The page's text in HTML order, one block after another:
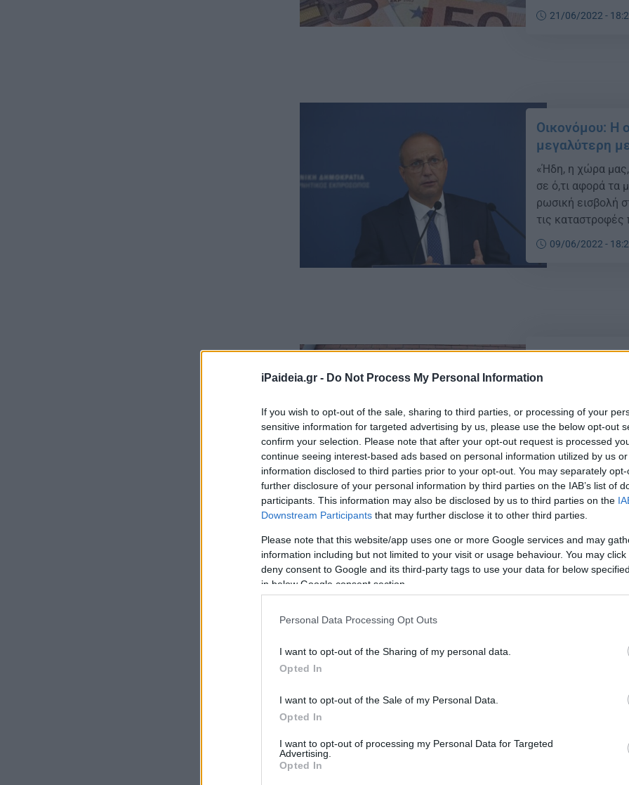
iPaideia.gr - Do Not Process My Personal Information
If you wish to opt-out of the sale, sharing to third parties, or processing of your
sensitive information for targeted advertising by us, please use the below opt-out
confirm your selection. Please note that after your opt-out request is processed
continue seeing interest-based ads based on personal information utilized by us
information disclosed to third parties prior to your opt-out. You may separately
further disclosure of your personal information by third parties on the IAB’s list of
participants. This information may also be disclosed by us to third parties on the
Downstream Participants that may further disclose it to other third parties.
Please note that this website/app uses one or more Google services and may
information including but not limited to your visit or usage behaviour. You may
deny consent to Google and its third-party tags to use your data for below
in below Google consent section.
Personal Data Processing Opt Outs
I want to opt-out of the Sharing of my personal data.
Opted In
I want to opt-out of the Sale of my Personal Data.
Opted In
I want to opt-out of processing my Personal Data for Targeted
Advertising.
Opted In
το έτος 2022,
παραγόντων για
21/06/2022 -
Οικονόμου: Η
μεγαλύτερη
«Ήδη, η χώρα
σε ό,τι αφορά τα
ρωσική εισβολή
τις καταστροφές
γεωπολιτικές
ολόκληρο τον
πληθωριστικές
09/06/2022 -
ΕΛΣΤΑΤ:
έλλειμμα το
Σε σημαντικά
τελικά το
Eurostat, ενώ
ποσοστού επί
για το 2021 στο
γενναίες
02/05/2022 -
Υπουργείο
αποθήκευσης
Τροπολογία του
τους σταθμούς
τροπολογία
σταθμούς
πλαίσιο
σταθμούς
αποθήκευσης που
24/04/2022 - 21:03